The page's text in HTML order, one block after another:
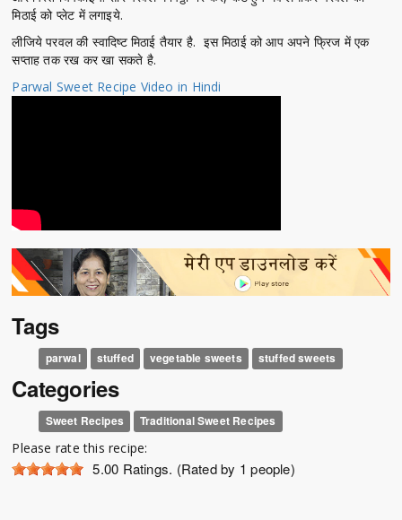
मिठाई को प्लेट में लगाइये.
लीजिये परवल की स्वादिष्ट मिठाई तैयार है. इस मिठाई को आप अपने फ्रिज में एक
सप्ताह तक रख कर खा सकते है.
Parwal Sweet Recipe Video in Hindi
Tags
parwal stuffed vegetable sweets stuffed sweets
Categories
Sweet Recipes Traditional Sweet Recipes
Please rate this recipe:
5.00 Ratings. (Rated by 1 people)